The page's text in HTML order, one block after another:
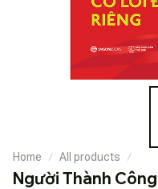
Home All products
Người Thành